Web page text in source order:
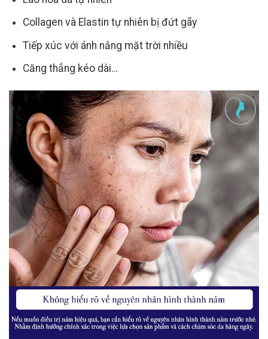
Collagen và Elastin tự nhiên bị đứt gãy
Tiếp xúc với ánh nắng mặt trời nhiều
Căng thẳng kéo dài…